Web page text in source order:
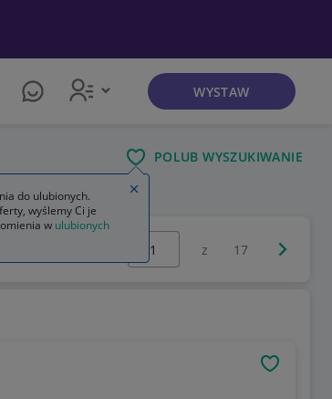
WYSTAW
POLUB WYSZUKIWANIE
z 17
do ulubionych.
wyślemy Ci je
w ulubionych
Zamknij wskazówkę